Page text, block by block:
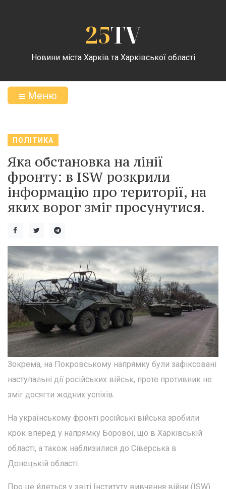
25TV
Новини міста Харків та Харківської області
Меню
ПОЛІТИКА
Яка обстановка на лінії
фронту: в ISW розкрили
інформацію про території, на
яких ворог зміг просунутися.
Зокрема, на Покровському напрямку були зафіксовані
наступальні дії російських військ, проте противник не
зміг досягти жодних успіхів.
На українському фронті російські війська зробили
крок вперед у напрямку Борової, що в Харківській
області, а також наблизилися до Сіверська в
Донецькій області.
Про це йдеться у звіті Інституту вивчення війни (ISW).